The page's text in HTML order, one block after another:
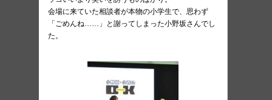
会場に来ていた相談者が本物の小学生で、思わず
「ごめんね……」と謝ってしまった小野坂さんでし
た。